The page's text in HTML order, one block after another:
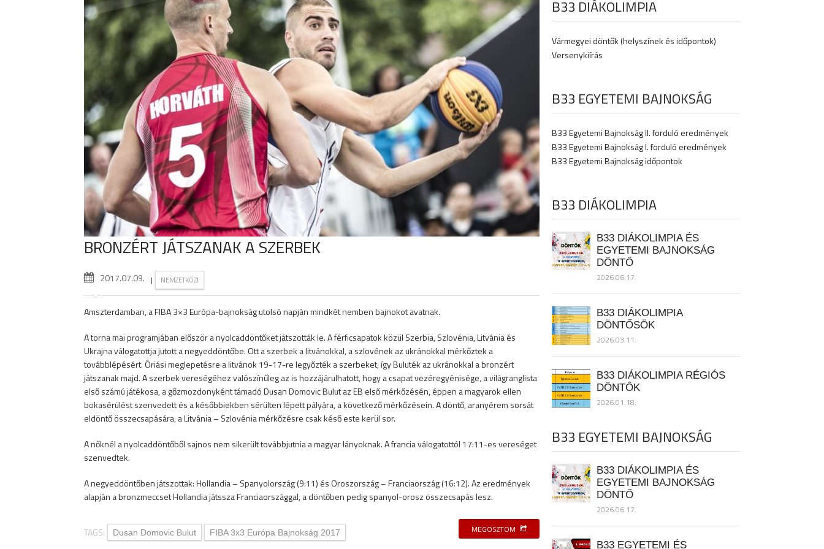
BRONZÉRT JÁTSZANAK A SZERBEK
2017.07.09. | NEMZETKÖZI
Amszterdamban, a FIBA 3×3 Európa-bajnokság utolsó napján mindkét nemben bajnokot avatnak.
A torna mai programjában először a nyolcaddöntőket játszották le. A férficsapatok közül Szerbia, Szlovénia, Litvánia és
Ukrajna válogatottja jutott a negyeddöntőbe. Ott a szerbek a litvánokkal, a szlovének az ukránokkal mérkőztek a
továbblépésért. Óriási meglepetésre a litvánok 19-17-re legyőzték a szerbeket, így Buluték az ukránokkal a bronzért
játszanak majd. A szerbek vereségéhez valószínűleg az is hozzájárulhatott, hogy a csapat vezéregyénisége, a világranglista
első számú játékosa, a gőzmozdonyként támadó Dusan Domovic Bulut az EB első mérkőzésén, éppen a magyarok ellen
bokasérülést szenvedett és a későbbiekben sérülten lépett pályára, a következő mérkőzésein. A döntő, aranyérem sorsát
eldöntő összecsapására, a Litvánia – Szlovénia mérkőzésre csak késő este kerül sor.
A nőknél a nyolcaddöntőből sajnos nem sikerült továbbjutnia a magyar lányoknak. A francia válogatottól 17:11-es vereséget
szenvedtek.
A negyeddöntőben játszottak: Hollandia – Spanyolország (9:11) és Oroszország – Franciaország (16:12). Az eredmények
alapján a bronzmeccset Hollandia játssza Franciaországgal, a döntőben pedig spanyol-orosz összecsapás lesz.
TAGS: Dusan Domovic Bulut FIBA 3x3 Európa Bajnokság 2017 MEGOSZTOM
B33 DIÁKOLIMPIA
Vármegyei döntők (helyszínek és időpontok)
Versenykiírás
B33 EGYETEMI BAJNOKSÁG
B33 Egyetemi Bajnokság II. forduló eredmények
B33 Egyetemi Bajnokság I. forduló eredmények
B33 Egyetemi Bajnokság időpontok
B33 DIÁKOLIMPIA
B33 DIÁKOLIMPIA ÉS
EGYETEMI BAJNOKSÁG
DÖNTŐ
2026.06.17.
B33 DIÁKOLIMPIA
DÖNTŐSÖK
2026.03.11.
B33 DIÁKOLIMPIA RÉGIÓS
DÖNTŐK
2026.01.18.
B33 EGYETEMI BAJNOKSÁG
B33 DIÁKOLIMPIA ÉS
EGYETEMI BAJNOKSÁG
DÖNTŐ
2026.06.17.
B33 EGYETEMI ÉS